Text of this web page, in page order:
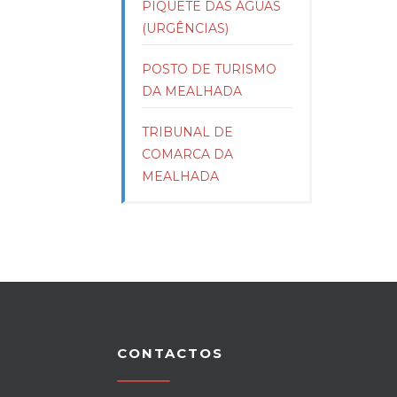
PIQUETE DAS ÁGUAS
(URGÊNCIAS)
POSTO DE TURISMO
DA MEALHADA
TRIBUNAL DE
COMARCA DA
MEALHADA
CONTACTOS